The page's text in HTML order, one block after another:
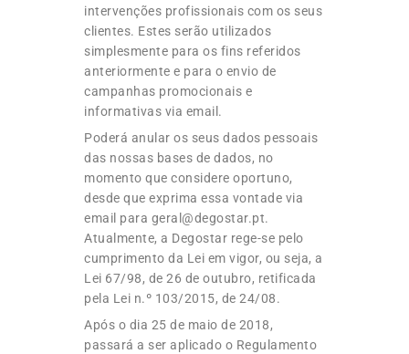
intervenções profissionais com os seus
clientes. Estes serão utilizados
simplesmente para os fins referidos
anteriormente e para o envio de
campanhas promocionais e
informativas via email.
Poderá anular os seus dados pessoais
das nossas bases de dados, no
momento que considere oportuno,
desde que exprima essa vontade via
email para geral@degostar.pt.
Atualmente, a Degostar rege-se pelo
cumprimento da Lei em vigor, ou seja, a
Lei 67/98, de 26 de outubro, retificada
pela Lei n.º 103/2015, de 24/08.
Após o dia 25 de maio de 2018,
passará a ser aplicado o Regulamento